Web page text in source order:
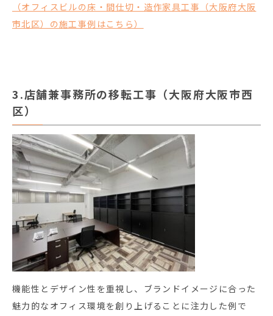
（オフィスビルの床・間仕切・造作家具工事（大阪府大阪
市北区）の施工事例はこちら）
3.店舗兼事務所の移転工事（大阪府大阪市西
区）
機能性とデザイン性を重視し、ブランドイメージに合った
魅力的なオフィス環境を創り上げることに注力した例で